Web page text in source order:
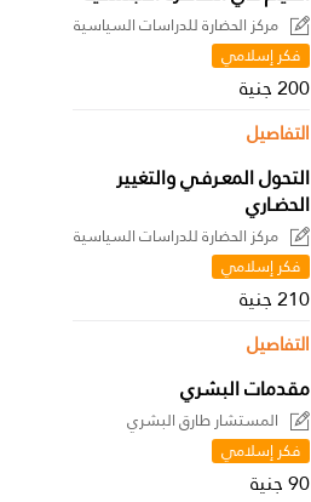
مركز الحضارة للدراسات السياسية
فكر إسلامي
200 جنية
التفاصيل
التحول المعـرفـي والتغيير
الحضـاري
مركز الحضارة للدراسات السياسية
فكر إسلامي
210 جنية
التفاصيل
مقدمات البشري
المستشار طارق البشري
فكر إسلامي
90 جنية